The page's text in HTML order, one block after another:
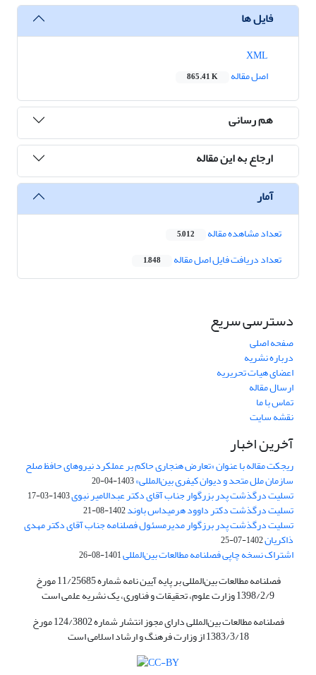
فایل ها
اصل مقاله
865.41 K
هم رسانی
ارجاع به این مقاله
آمار
تعداد مشاهده مقاله 5,012
تعداد دریافت فایل اصل مقاله 1,848
دسترسی سریع
صفحه اصلی
درباره نشریه
اعضای هیات تحریریه
ارسال مقاله
تماس با ما
نقشه سایت
آخرین اخبار
ریجکت مقاله با عنوان «تعارض هنجاری حاکم بر عملکرد نیروهای حافظ صلح
سازمان ملل متحد و دیوان کیفری بین‌المللی»1403-04-20
تسلیت درگذشت پدر بزرگوار جناب آقای دکتر عبدالامیر نبوی1403-03-17
تسلیت درگذشت دکتر داوود هرمیداس باوند1402-08-21
تسلیت درگذشت پدر برزگوار مدیرمسئول فصلنامه جناب آقای دکتر مهدی
ذاکریان1402-07-25
اشتراک نسخه چاپی فصلنامه مطالعات بین‌المللی1401-08-26
فصلنامه مطالعات بین‌المللی بر پایه آیین نامه شماره 11/25685 مورخ
1398/2/9 وزارت علوم، تحقیقات و فناوری، یک نشریه علمی است
فصلنامه مطالعات بین‌المللی دارای مجوز انتشار شماره 124/3802 مورخ
1383/3/18 از وزارت فرهنگ و ارشاد اسلامی است